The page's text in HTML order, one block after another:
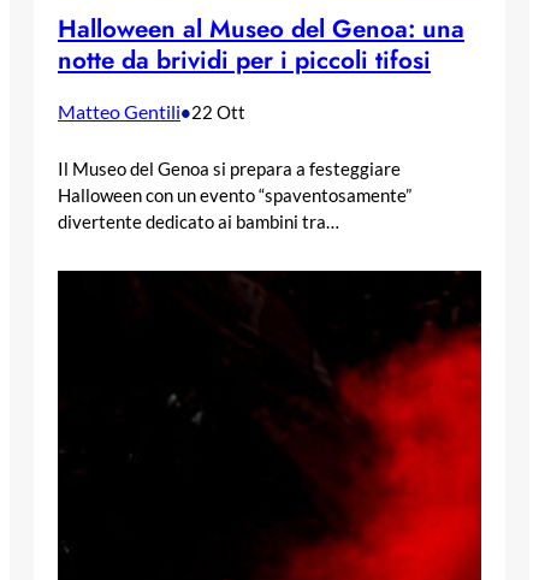
Halloween al Museo del Genoa: una
notte da brividi per i piccoli tifosi
Matteo Gentili•22 Ott
Il Museo del Genoa si prepara a festeggiare
Halloween con un evento “spaventosamente”
divertente dedicato ai bambini tra…